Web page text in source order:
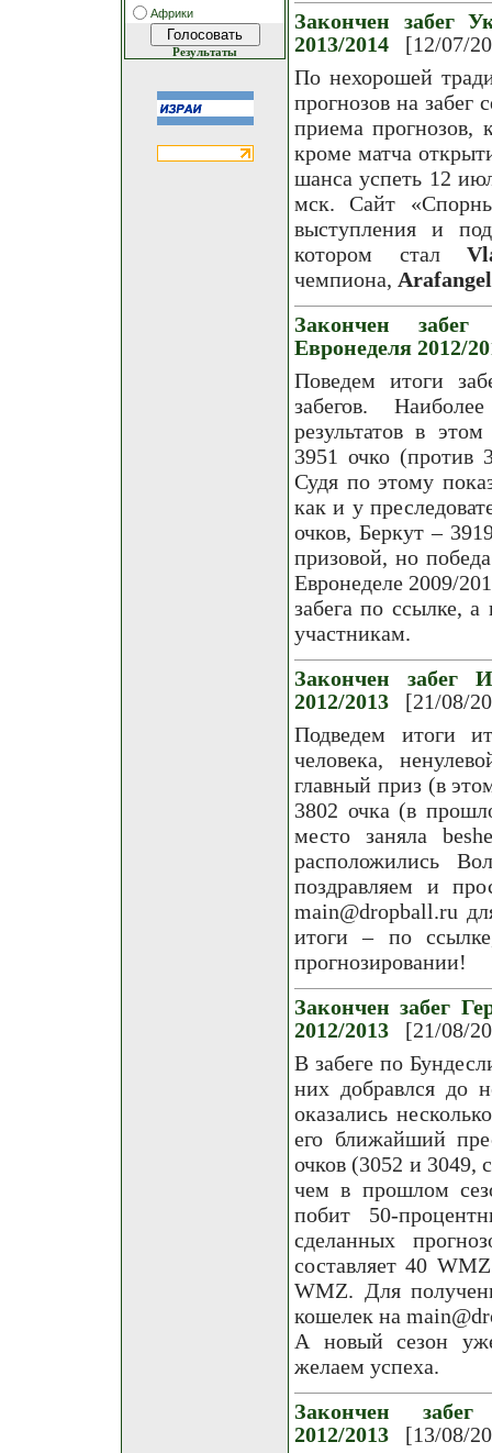
Африки
Результаты
Закончен забег
2013/2014
[12/07/
По нехорошей
прогнозов на забег
приема прогнозов,
кроме матча
шанса успеть 12
мск. Сайт
выступления и
котором стал
чемпиона, Arafangel
Закончен забег
Евронеделя 2012/
Поведем итоги
забегов.
результатов в
3951 очко (против
Судя по этому
как и у
очков, Беркут –
призовой, но
Евронеделе 2009/
забега по ссылке,
участникам.
Закончен забег
2012/2013
[21/08/
Подведем итоги
человека,
главный приз (в
3802 очка (в
место заняла
расположились
поздравляем и
main@dropball.ru
итоги – по
прогнозировании!
Закончен забег
2012/2013
[21/08/
В забеге по
них добравлся до
оказались
его ближайший
очков (3052 и 3049,
чем в прошлом
побит 50-
сделанных
составляет 40
WMZ. Для
кошелек на
А новый сезон
желаем успеха.
Закончен
2012/2013
[13/08/